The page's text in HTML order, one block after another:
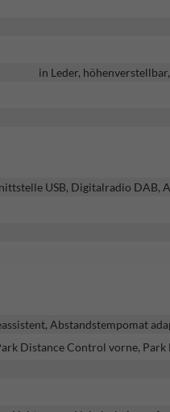
in Leder,
USB, Digitalradio DAB,
Abstandstempomat
Distance Control vorne,